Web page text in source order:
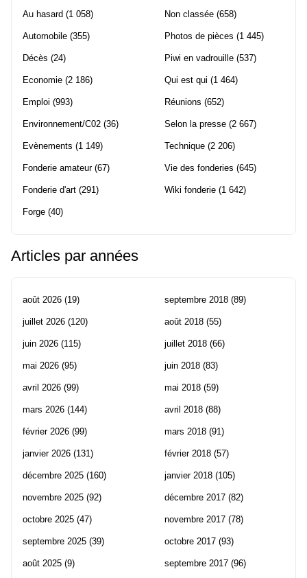
Au hasard (1 058)
Automobile (355)
Décès (24)
Economie (2 186)
Emploi (993)
Environnement/C02 (36)
Evènements (1 149)
Fonderie amateur(67)
Fonderie d'art (291)
Forge (40)
Non classée (658)
Photos de pièces (1 445)
Piwi en vadrouille (537)
Qui est qui (1 464)
Réunions (652)
Selon la presse (2 667)
Technique (2 206)
Vie des fonderies (645)
Wiki fonderie (1 642)
Articles par années
août 2026 (19)
juillet 2026 (120)
juin 2026 (115)
mai 2026 (95)
avril 2026 (99)
mars 2026 (144)
février 2026 (99)
janvier 2026 (131)
décembre 2025 (160)
novembre 2025 (92)
octobre 2025 (47)
septembre 2025 (39)
août 2025 (9)
septembre 2018 (89)
août 2018 (55)
juillet 2018 (66)
juin 2018 (83)
mai 2018 (59)
avril 2018 (88)
mars 2018 (91)
février 2018 (57)
janvier 2018 (105)
décembre 2017 (82)
novembre 2017 (78)
octobre 2017 (93)
septembre 2017 (96)